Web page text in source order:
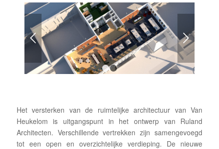
1 2
Het versterken van de ruimtelijke architectuur van Van
Heukelom is uitgangspunt in het ontwerp van Ruland
Architecten. Verschillende vertrekken zijn samengevoegd
tot een open en overzichtelijke verdieping. De nieuwe